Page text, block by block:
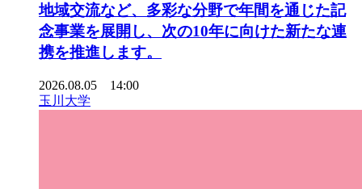
地域交流など、多彩な分野で年間を通じた記
念事業を展開し、次の10年に向けた新たな連
携を推進します。
2026.08.05 14:00
玉川大学